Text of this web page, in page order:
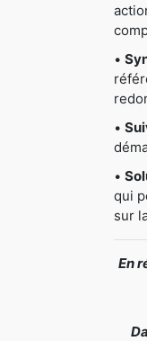
•
•
•
qui
sur
En